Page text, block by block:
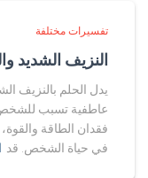
تفسيرات مختلفة
النزيف الشديد
يدل الحلم بالنزيف
عاطفية تسبب للشخص
فقدان الطاقة
في حياة الشخص. قد